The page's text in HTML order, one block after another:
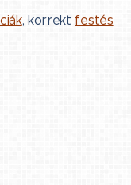
, korrekt festés